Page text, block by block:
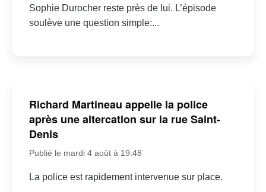
Sophie Durocher reste près de lui. L’épisode
soulève une question simple:...
Richard Martineau appelle la police
après une altercation sur la rue Saint-
Denis
Publié le mardi 4 août à 19:48
La police est rapidement intervenue sur place.